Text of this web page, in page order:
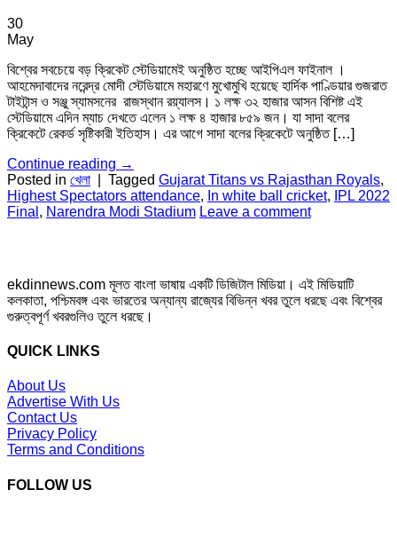
30
May
বিশ্বের সবচেয়ে বড় ক্রিকেট স্টেডিয়ামেই অনুষ্ঠিত হচ্ছে আইপিএল ফাইনাল ।
আহমেদাবাদের নরেন্দ্র মোদী স্টেডিয়ামে মহারণে মুখোমুখি হয়েছে হার্দিক পাণ্ডিয়ার গুজরাত
টাইটান্স ও সঞ্জু স্যামসনের রাজস্থান রয়্যালস। ১ লক্ষ ৩২ হাজার আসন বিশিষ্ট এই
স্টেডিয়ামে এদিন ম্যাচ দেখতে এলেন ১ লক্ষ ৪ হাজার ৮৫৯ জন। যা সাদা বলের
ক্রিকেটে রেকর্ড সৃষ্টিকারী ইতিহাস। এর আগে সাদা বলের ক্রিকেটে অনুষ্ঠিত […]
Continue reading →
Posted in খেলা Tagged Gujarat Titans vs Rajasthan Royals,
Highest Spectators attendance, In white ball cricket,
IPL 2022
Final , Narendra Modi Stadium Leave a comment
ekdinnews.com মূলত বাংলা ভাষায় একটি ডিজিটাল মিডিয়া। এই মিডিয়াটি
কলকাতা, পশ্চিমবঙ্গ এবং ভারতের অন্যান্য রাজ্যের বিভিন্ন খবর তুলে ধরছে এবং বিশ্বের
গুরুত্বপূর্ণ খবরগুলিও তুলে ধরছে।
QUICK LINKS
About Us
Advertise With Us
Contact Us
Privacy Policy
Terms and Conditions
FOLLOW US